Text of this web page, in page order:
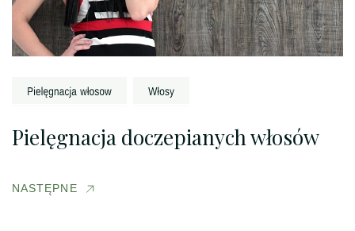
Pielęgnacja doczepianych włosów
NASTĘPNE